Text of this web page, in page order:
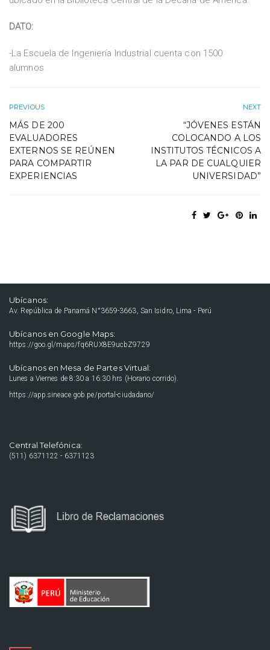
DATO:
-La Escuela de Ingeniería Industrial cuenta con 1500
alumnos.
PREVIOUS
MÁS DE 200
EVALUADORES
EXTERNOS SE REÚNEN
PARA COMPARTIR
EXPERIENCIAS
NEXT
“JÓVENES ESTÁN
COLOCANDO A LOS
INSTITUTOS TÉCNICOS A
LA PAR DE CUALQUIER
UNIVERSIDAD”
Ubícanos:
Av. República de Panamá N°3659-3663, San Isidro, Lima - Perú
Ubícanos en Google Maps:
https://goo.gl/maps/fq6RUX8E9ucbZ9729
Ubícanos en Mesa de Partes Virtual:
Lunes a Viernes de 8:30 a 16:30 hrs (Horario corrido).
https://app.sineace.gob.pe/portal-ciudadano/
Central Telefónica:
(511) 6371122 - 6371123